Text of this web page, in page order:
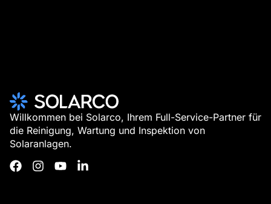
Willkommen bei Solarco, Ihrem Full-Service-Partner für
die Reinigung, Wartung und Inspektion von
Solaranlagen.